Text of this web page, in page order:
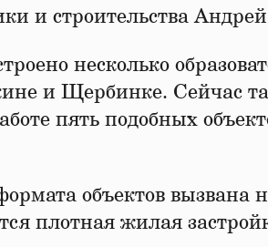
и строительства
несколько
и Щербинке. Сейчас
пять подобных
объектов вызвана
плотная жилая